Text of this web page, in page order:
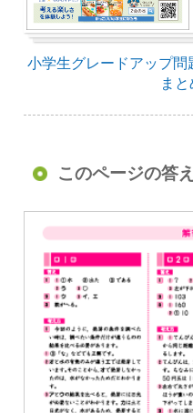
小学生グレードアップ
ま
このページの答